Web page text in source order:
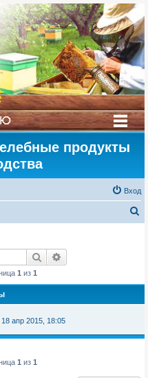
продукты
Вход
Поиск
1 из 1
18 апр 2015, 18:05
1 из 1